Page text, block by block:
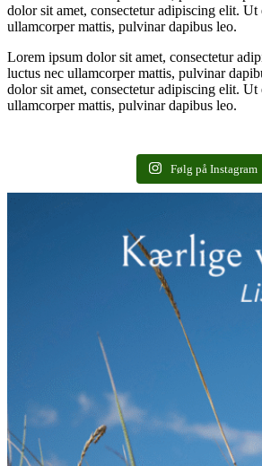
dolor sit amet, consectetur adipiscing elit.
ullamcorper mattis, pulvinar dapibus leo.
Lorem ipsum dolor sit amet, consectetur
luctus nec ullamcorper mattis, pulvinar
dolor sit amet, consectetur adipiscing elit.
ullamcorper mattis, pulvinar dapibus leo.
Følg på Instagram